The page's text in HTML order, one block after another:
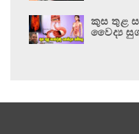
කුස තුළ
වෛද්‍ය